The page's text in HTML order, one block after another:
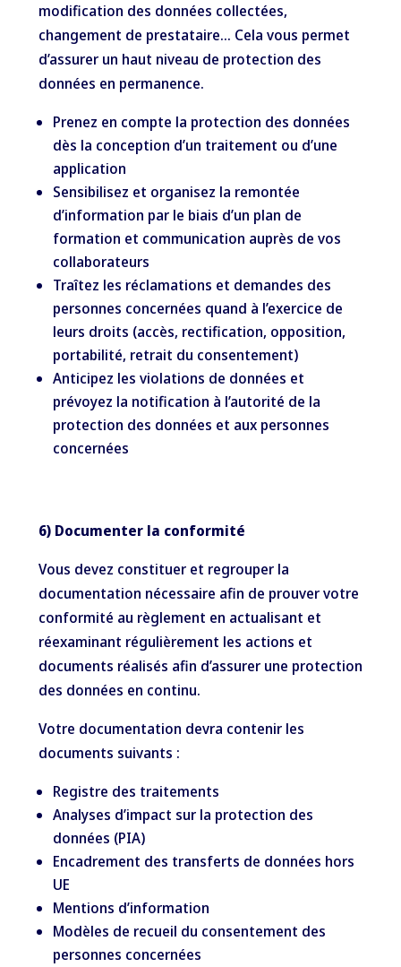
modification des données collectées,
changement de prestataire… Cela vous permet
d’assurer un haut niveau de protection des
données en permanence.
Prenez en compte la protection des données
dès la conception d’un traitement ou d’une
application
Sensibilisez et organisez la remontée
d’information par le biais d’un plan de
formation et communication auprès de vos
collaborateurs
Traîtez les réclamations et demandes des
personnes concernées quand à l’exercice de
leurs droits (accès, rectification, opposition,
portabilité, retrait du consentement)
Anticipez les violations de données et
prévoyez la notification à l’autorité de la
protection des données et aux personnes
concernées
6) Documenter la conformité
Vous devez constituer et regrouper la
documentation nécessaire afin de prouver votre
conformité au règlement en actualisant et
réexaminant régulièrement les actions et
documents réalisés afin d’assurer une protection
des données en continu.
Votre documentation devra contenir les
documents suivants :
Registre des traitements
Analyses d’impact sur la protection des
données (PIA)
Encadrement des transferts de données hors
UE
Mentions d’information
Modèles de recueil du consentement des
personnes concernées